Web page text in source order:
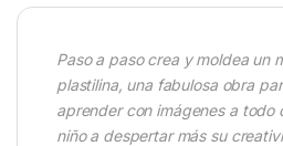
Paso a paso crea y moldea un
plastilina, una fabulosa obra
aprender con imágenes a todo
niño a despertar más su